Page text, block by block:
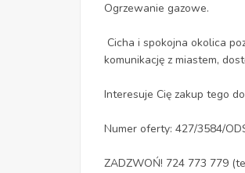
Ogrzewanie gazowe.
Cicha i spokojna okolica
komunikację z miastem,
Interesuje Cię zakup tego
Numer oferty: 427/3584/
ZADZWOŃ! 724 773 779